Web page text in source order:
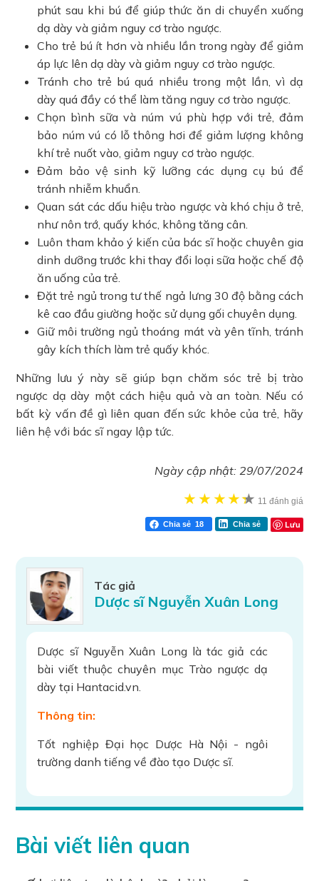
phút sau khi bú để giúp thức ăn di chuyển xuống
dạ dày và giảm nguy cơ trào ngược.
Cho trẻ bú ít hơn và nhiều lần trong ngày để giảm
áp lực lên dạ dày và giảm nguy cơ trào ngược.
Tránh cho trẻ bú quá nhiều trong một lần, vì dạ
dày quá đầy có thể làm tăng nguy cơ trào ngược.
Chọn bình sữa và núm vú phù hợp với trẻ, đảm
bảo núm vú có lỗ thông hơi để giảm lượng không
khí trẻ nuốt vào, giảm nguy cơ trào ngược.
Đảm bảo vệ sinh kỹ lưỡng các dụng cụ bú để
tránh nhiễm khuẩn.
Quan sát các dấu hiệu trào ngược và khó chịu ở trẻ,
như nôn trớ, quấy khóc, không tăng cân.
Luôn tham khảo ý kiến của bác sĩ hoặc chuyên gia
dinh dưỡng trước khi thay đổi loại sữa hoặc chế độ
ăn uống của trẻ.
Đặt trẻ ngủ trong tư thế ngả lưng 30 độ bằng cách
kê cao đầu giường hoặc sử dụng gối chuyên dụng.
Giữ môi trường ngủ thoáng mát và yên tĩnh, tránh
gây kích thích làm trẻ quấy khóc.
Những lưu ý này sẽ giúp bạn chăm sóc trẻ bị trào
ngược dạ dày một cách hiệu quả và an toàn. Nếu có
bất kỳ vấn đề gì liên quan đến sức khỏe của trẻ, hãy
liên hệ với bác sĩ ngay lập tức.
Ngày cập nhật: 29/07/2024
★★★★★
★ 11 đánh giá
Chia sẻ 18 Chia sẻ Lưu
Tác giả
Dược sĩ Nguyễn Xuân Long
Dược sĩ Nguyễn Xuân Long là tác giả các
bài viết thuộc chuyên mục Trào ngược dạ
dày tại Hantacid.vn.
Thông tin:
Tốt nghiệp Đại học Dược Hà Nội - ngôi
trường danh tiếng về đào tạo Dược sĩ.
ngành Dược và chăm sóc sức khỏe, đảm
Tư vấn sử dụng thuốc
Bài viết liên quan